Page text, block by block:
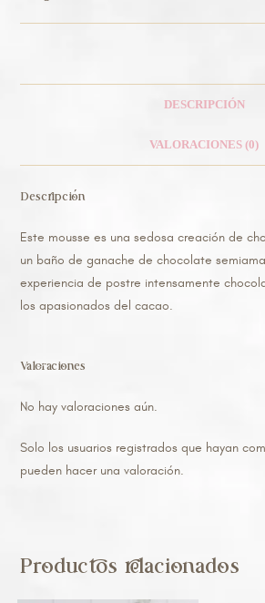
DESCRIPCIÓN
VALORACIONES (0)
Descripción
Este mousse es una sedosa creación de
un baño de ganache de chocolate
experiencia de postre intensamente
los apasionados del cacao.
Valoraciones
No hay valoraciones aún.
Solo los usuarios registrados que hayan
pueden hacer una valoración.
Productos relacionados